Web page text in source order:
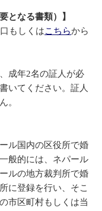
となる書類）】
もしくはこちらから
成年2名の証人が必
いてください。証人
。
ル国内の区役所で婚
般的には、ネパール
ルの地方裁判所で婚
に登録を行い、そこ
市区町村もしくは当